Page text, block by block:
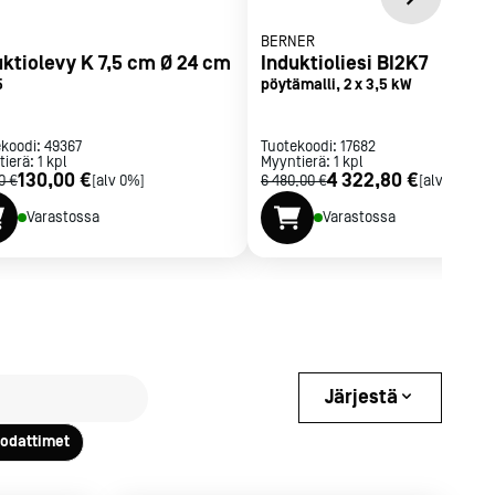
K 7,5 cm Ø 24 cm
49367
1 kpl
€130,00 €[alv 0%]
Varastossa
BERNER
Induktioliesi BI2K7
pöytämalli, 2 x 3,5 kW
Tuotekoodi: 17682
Myyntierä: 1 kpl
6 480,00 €4 322,80 €[alv 0%]
Varastossa
Järjestä